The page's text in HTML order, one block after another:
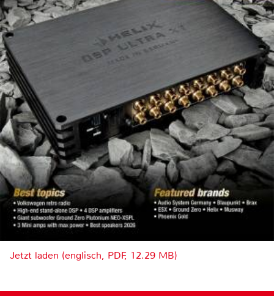
Jetzt laden (englisch, PDF, 12.29 MB)